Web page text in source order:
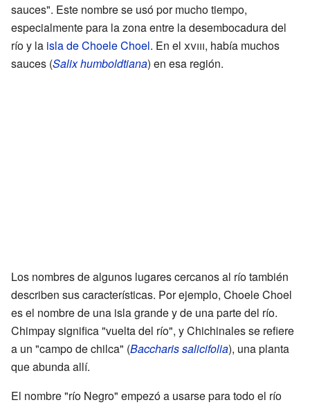
sauces". Este nombre se usó por mucho tiempo,
especialmente para la zona entre la desembocadura del
río y la isla de Choele Choel. En el xviii, había muchos
sauces (Salix humboldtiana) en esa región.
Los nombres de algunos lugares cercanos al río también
describen sus características. Por ejemplo, Choele Choel
es el nombre de una isla grande y de una parte del río.
Chimpay significa "vuelta del río", y Chichinales se refiere
a un "campo de chilca" (Baccharis salicifolia), una planta
que abunda allí.
El nombre "río Negro" empezó a usarse para todo el río